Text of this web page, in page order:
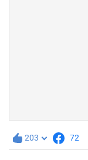
203 72